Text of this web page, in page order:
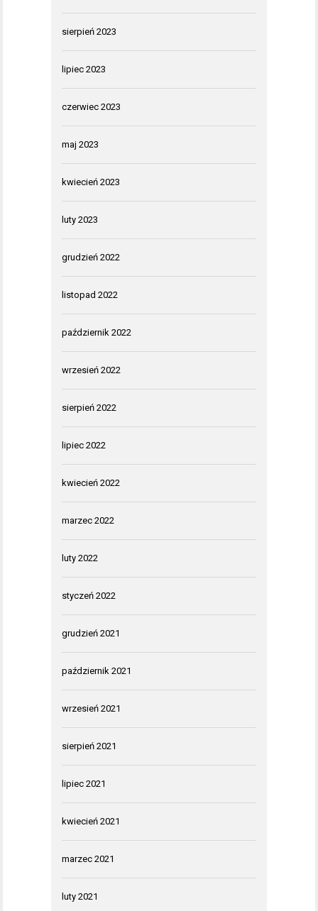
sierpień 2023
lipiec 2023
czerwiec 2023
maj 2023
kwiecień 2023
luty 2023
grudzień 2022
listopad 2022
październik 2022
wrzesień 2022
sierpień 2022
lipiec 2022
kwiecień 2022
marzec 2022
luty 2022
styczeń 2022
grudzień 2021
październik 2021
wrzesień 2021
sierpień 2021
lipiec 2021
kwiecień 2021
marzec 2021
luty 2021